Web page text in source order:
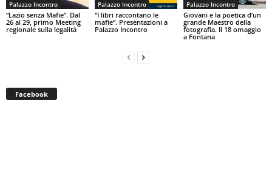
Palazzo Incontro
“Lazio senza Mafie”. Dal
26 al 29, primo Meeting
regionale sulla legalità
Palazzo Incontro
“I libri raccontano le
mafie”. Presentazioni a
Palazzo Incontro
Palazzo Incontro
Giovani e la poetica d’un
grande Maestro della
fotografia. Il 18 omaggio
a Fontana
Facebook